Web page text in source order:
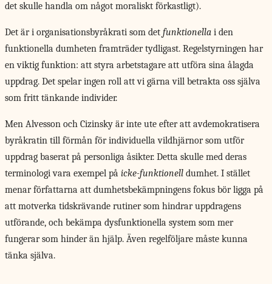
det skulle handla om något moraliskt förkastligt).
Det är i organisationsbyråkrati som det funktionella i den
funktionella dumheten framträder tydligast. Regelstyrningen har
en viktig funktion: att styra arbetstagare att utföra sina ålagda
uppdrag. Det spelar ingen roll att vi gärna vill betrakta oss själva
som fritt tänkande individer.
Men Alvesson och Cizinsky är inte ute efter att avdemokratisera
byråkratin till förmån för individuella vildhjärnor som utför
uppdrag baserat på personliga åsikter. Detta skulle med deras
terminologi vara exempel på icke-funktionell dumhet. I stället
menar författarna att dumhetsbekämpningens fokus bör ligga på
att motverka tidskrävande rutiner som hindrar uppdragens
utförande, och bekämpa dysfunktionella system som mer
fungerar som hinder än hjälp. Även regelföljare måste kunna
tänka själva.